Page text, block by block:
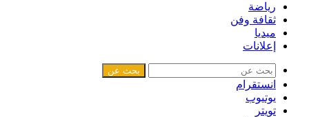
رياضة
ثقافة وفن
ميديا
إعلانات
بحث عن
انستقرام
يوتيوب
تويتر